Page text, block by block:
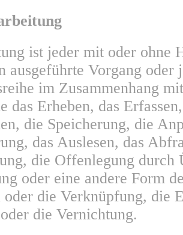
ist jeder mit oder ohne
ausgeführte Vorgang oder
im Zusammenhang
das Erheben, das
die Speicherung, die
das Auslesen, das
die Offenlegung durch
oder eine andere Form
die Verknüpfung, die
die Vernichtung.